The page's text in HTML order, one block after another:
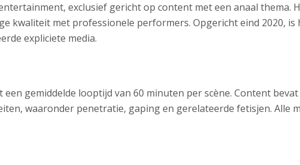
exclusief gericht op content met een anaal thema.
kwaliteit met professionele performers. Opgericht eind 2020, is
expliciete media.
gemiddelde looptijd van 60 minuten per scène. Content
waaronder penetratie, gaping en gerelateerde fetisjen. Alle